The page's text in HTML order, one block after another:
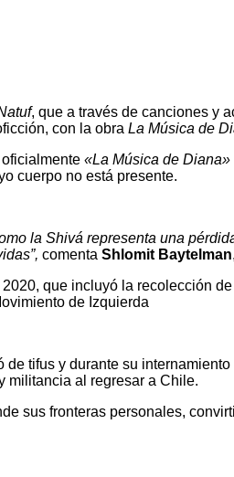
, que a través de canciones y
con la obra La Música de
«La Música de Diana»
cuerpo no está presente.
la Shivá representa una
comenta Shlomit Baytelman
que incluyó la recolección
de Izquierda
tifus y durante su
militancia al regresar a Chile.
sus fronteras personales,